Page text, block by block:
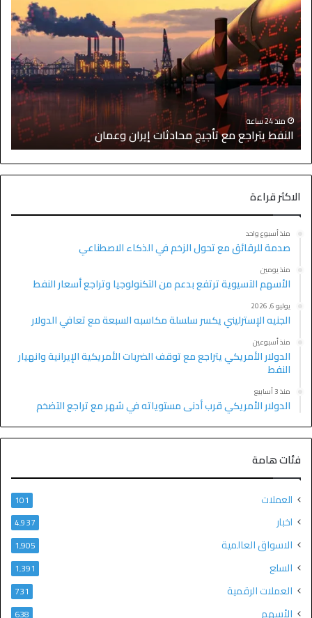
منذ 24 ساعة
النفط يتراجع مع تأجيج محادثات إيران وعمان
الاكثر قراءة
منذ أسبوع واحد
صدمة للرقائق مع تحول الزخم في الذكاء الاصطناعي
منذ يومين
الأسهم الآسيوية ترتفع بدعم من التكنولوجيا وتراجع أسعار النفط
يوليو 6, 2026
الجنيه الإسترليني يكسر سلسلة مكاسبه السبعة مع تعافي الدولار
منذ أسبوعين
الدولار الأمريكي يتراجع مع توقف الضربات الأمريكية الإيرانية وانهيار
النفط
منذ 3 أسابيع
الدولار الأمريكي قرب أدنى مستوياته في شهر مع تراجع التضخم
فئات هامة
العملات 101
اخبار 4٬937
الاسواق العالمية 1٬905
السلع 1٬391
العملات الرقمية 731
الأسهم 638